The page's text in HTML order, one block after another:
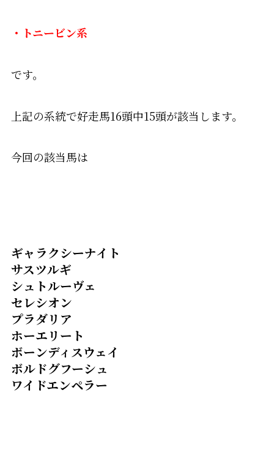
・トニービン系
です。
上記の系統で好走馬16頭中15頭が該当します。
今回の該当馬は
ギャラクシーナイト
サスツルギ
シュトルーヴェ
セレシオン
プラダリア
ホーエリート
ボーンディスウェイ
ボルドグフーシュ
ワイドエンペラー